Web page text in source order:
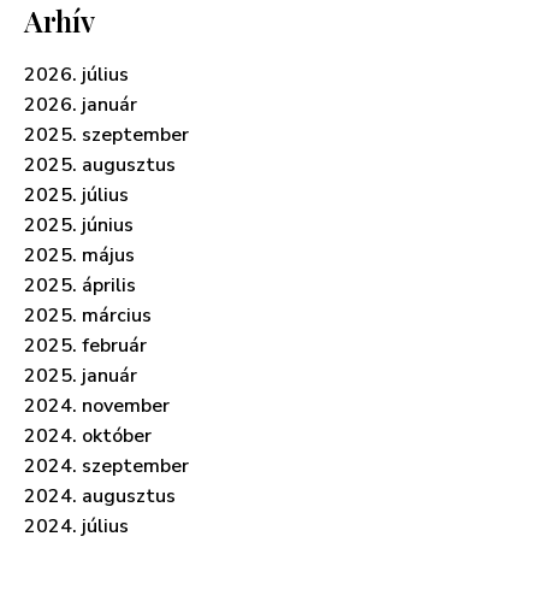
Arhív
2026. július
2026. január
2025. szeptember
2025. augusztus
2025. július
2025. június
2025. május
2025. április
2025. március
2025. február
2025. január
2024. november
2024. október
2024. szeptember
2024. augusztus
2024. július